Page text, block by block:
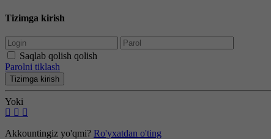
Tizimga kirish
Saqlab qolish qolish
Parolni tiklash
Tizimga kirish
Yoki
Akkountingiz yo'qmi? Ro'yxatdan o'ting